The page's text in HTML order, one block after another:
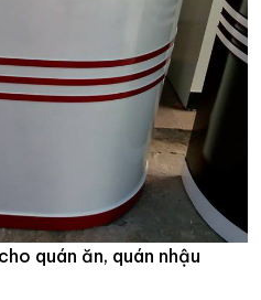
quán ăn, quán nhậu